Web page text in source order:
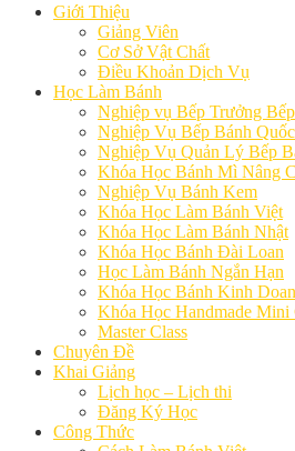
Giới Thiệu
Giảng Viên
Cơ Sở Vật Chất
Điều Khoản Dịch Vụ
Học Làm Bánh
Nghiệp vụ Bếp Trưởng
Nghiệp Vụ Bếp Bánh
Nghiệp Vụ Quản Lý Bếp
Khóa Học Bánh Mì Nâng
Nghiệp Vụ Bánh Kem
Khóa Học Làm Bánh Việt
Khóa Học Làm Bánh Nhật
Khóa Học Bánh Đài Loan
Học Làm Bánh Ngắn Hạn
Khóa Học Bánh Kinh
Khóa Học Handmade Mini
Master Class
Chuyên Đề
Khai Giảng
Lịch học – Lịch thi
Đăng Ký Học
Công Thức